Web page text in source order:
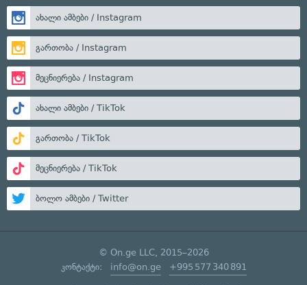
ახალი ამბები / Instagram
გართობა / Instagram
მეცნიერება / Instagram
ახალი ამბები / TikTok
გართობა / TikTok
მეცნიერება / TikTok
ბოლო ამბები / Twitter
© On.ge LLC, 2015–2026
კონტაქტი: info@on.ge +995 577 340 891